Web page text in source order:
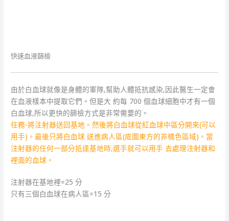
快速血液篩檢
由於白血球就像是身體的軍隊,幫助人體抵抗感染,因此醫生一定會
在血液樣本中提取它們。但是大 約每 700 個血球細胞中才有一個
白血球,所以更快的篩檢方式是非常需要的。
任務-將注射器送回基地。然後將白血球從紅血球中區分開來(可以
用手)。最後只將白血球 送進病人區(底圖東方的非橘色區域)。當
注射器的任何一部分抵達基地時,選手就可以用手 去處理注射器和
裡面的血球。
注射器在基地裡=25 分
只有三個白血球在病人區=15 分